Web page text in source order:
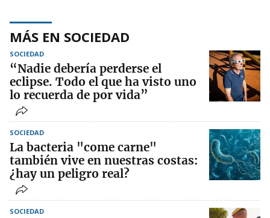
MÁS EN SOCIEDAD
SOCIEDAD
“Nadie debería perderse el
eclipse. Todo el que ha visto uno
lo recuerda de por vida”
SOCIEDAD
La bacteria "come carne"
también vive en nuestras costas:
¿hay un peligro real?
SOCIEDAD